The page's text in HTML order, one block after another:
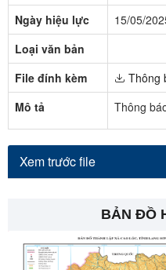
Ngày hiệu lực
15/05/
Loại văn bản
File đính kèm
Thông
Mô tả
Thông
Xem trước file
BẢN ĐỒ